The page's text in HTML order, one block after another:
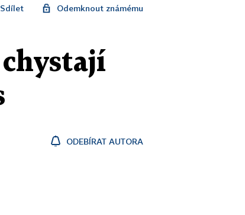
Sdílet Odemknout známému
chystají
ODEBÍRAT AUTORA